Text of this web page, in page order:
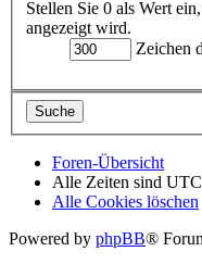
Stellen Sie 0 als Wert
angezeigt wird.
Zeichen
Foren-Übersicht
Alle Zeiten sind
Alle Cookies löschen
Powered by phpBB®